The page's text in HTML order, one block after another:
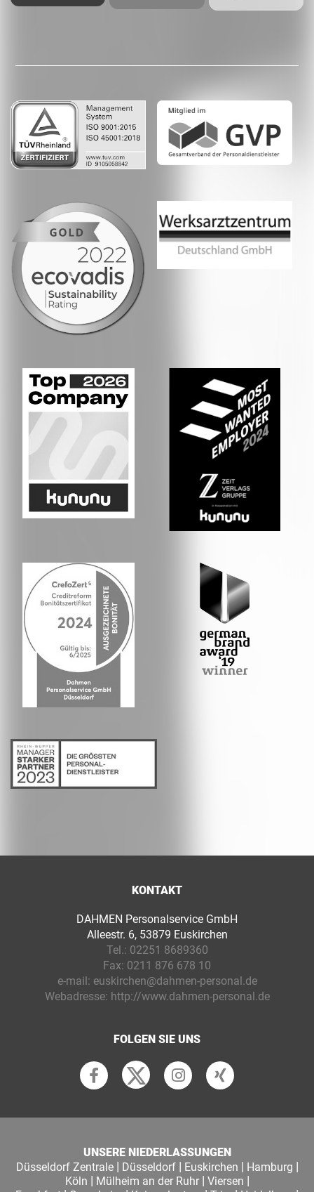
KONTAKT
DAHMEN Personalservice GmbH
Alleestr. 6, 53879 Euskirchen
Tel.: 02251 8689360
Fax: 0211 876 678 10
e-mail: euskirchen@dahmen-personal.de
Webadresse: http://www.dahmen-personal.de
FOLGEN SIE UNS
UNSERE NIEDERLASSUNGEN
Düsseldorf Zentrale| Düsseldorf| Euskirchen | Hamburg |
Köln | Mülheim an der Ruhr| Viersen |